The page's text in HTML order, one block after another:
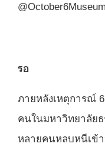
รอ
ภายหลังเหตุการณ์
คนในมหาวิทยาลัยธ
หลายคนหลบหนีเข้